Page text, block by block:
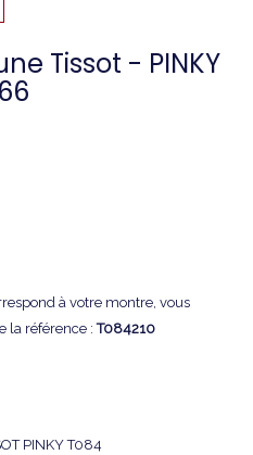
Tissot - PINKY
à votre montre, vous
la référence :T084210
PINKY T084